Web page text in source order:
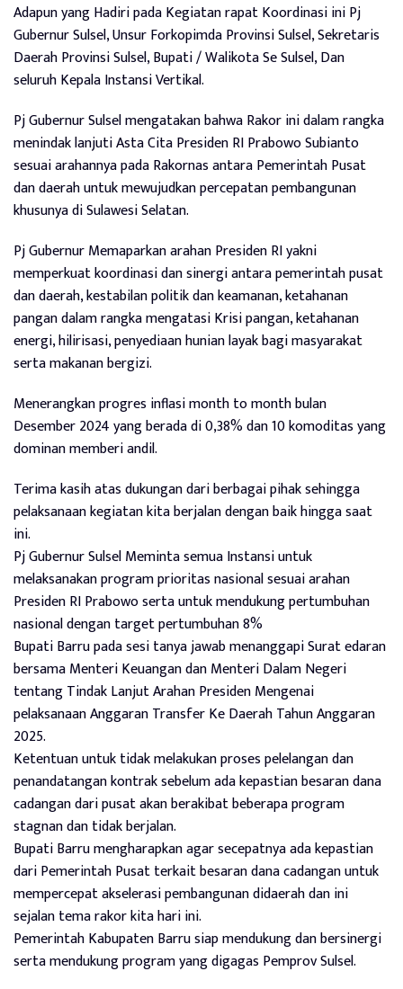
Adapun yang Hadiri pada Kegiatan rapat Koordinasi ini Pj
Gubernur Sulsel, Unsur Forkopimda Provinsi Sulsel, Sekretaris
Daerah Provinsi Sulsel, Bupati / Walikota Se Sulsel, Dan
seluruh Kepala Instansi Vertikal.
Pj Gubernur Sulsel mengatakan bahwa Rakor ini dalam rangka
menindak lanjuti Asta Cita Presiden RI Prabowo Subianto
sesuai arahannya pada Rakornas antara Pemerintah Pusat
dan daerah untuk mewujudkan percepatan pembangunan
khusunya di Sulawesi Selatan.
Pj Gubernur Memaparkan arahan Presiden RI yakni
memperkuat koordinasi dan sinergi antara pemerintah pusat
dan daerah, kestabilan politik dan keamanan, ketahanan
pangan dalam rangka mengatasi Krisi pangan, ketahanan
energi, hilirisasi, penyediaan hunian layak bagi masyarakat
serta makanan bergizi.
Menerangkan progres inflasi month to month bulan
Desember 2024 yang berada di 0,38% dan 10 komoditas yang
dominan memberi andil.
Terima kasih atas dukungan dari berbagai pihak sehingga
pelaksanaan kegiatan kita berjalan dengan baik hingga saat
ini.
Pj Gubernur Sulsel Meminta semua Instansi untuk
melaksanakan program prioritas nasional sesuai arahan
Presiden RI Prabowo serta untuk mendukung pertumbuhan
nasional dengan target pertumbuhan 8%
Bupati Barru pada sesi tanya jawab menanggapi Surat edaran
bersama Menteri Keuangan dan Menteri Dalam Negeri
tentang Tindak Lanjut Arahan Presiden Mengenai
pelaksanaan Anggaran Transfer Ke Daerah Tahun Anggaran
2025.
Ketentuan untuk tidak melakukan proses pelelangan dan
penandatangan kontrak sebelum ada kepastian besaran dana
cadangan dari pusat akan berakibat beberapa program
stagnan dan tidak berjalan.
Bupati Barru mengharapkan agar secepatnya ada kepastian
dari Pemerintah Pusat terkait besaran dana cadangan untuk
mempercepat akselerasi pembangunan didaerah dan ini
sejalan tema rakor kita hari ini.
Pemerintah Kabupaten Barru siap mendukung dan bersinergi
serta mendukung program yang digagas Pemprov Sulsel.